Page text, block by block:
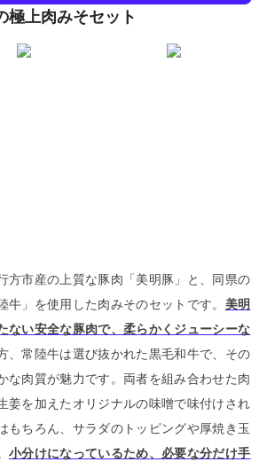
極上肉みそセット
方市産の上質な豚肉「美明豚」と、同県の
牛」を使用した肉みそのセットです。 美明
ない安全な豚肉で、柔らかくジューシーな
、常陸牛は選び抜かれた黒毛和牛で、その
な肉質が魅力です。 両者を組み合わせた肉
姜を加えたオリジナルの味噌で味付けされ
もちろん、サラダのトッピングや厚焼き玉
小分けになっているため、必要な分だけ手